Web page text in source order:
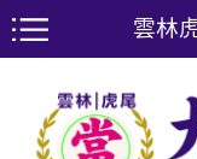
雲林